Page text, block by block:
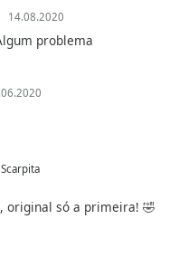
14.08.2020
problema
original só a primeira! 🤣